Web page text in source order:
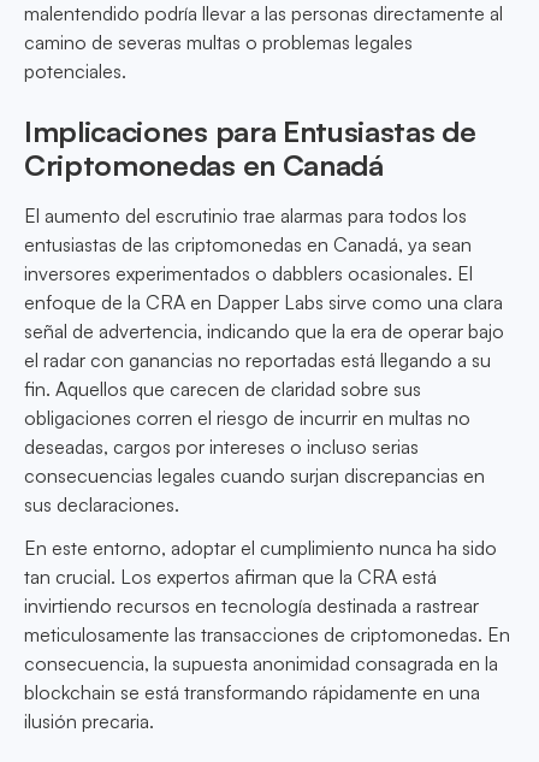
malentendido podría llevar a las personas directamente al
camino de severas multas o problemas legales
potenciales.
Implicaciones para Entusiastas de
Criptomonedas en Canadá
El aumento del escrutinio trae alarmas para todos los
entusiastas de las criptomonedas en Canadá, ya sean
inversores experimentados o dabblers ocasionales. El
enfoque de la CRA en Dapper Labs sirve como una clara
señal de advertencia, indicando que la era de operar bajo
el radar con ganancias no reportadas está llegando a su
fin. Aquellos que carecen de claridad sobre sus
obligaciones corren el riesgo de incurrir en multas no
deseadas, cargos por intereses o incluso serias
consecuencias legales cuando surjan discrepancias en
sus declaraciones.
En este entorno, adoptar el cumplimiento nunca ha sido
tan crucial. Los expertos afirman que la CRA está
invirtiendo recursos en tecnología destinada a rastrear
meticulosamente las transacciones de criptomonedas. En
consecuencia, la supuesta anonimidad consagrada en la
blockchain se está transformando rápidamente en una
ilusión precaria.